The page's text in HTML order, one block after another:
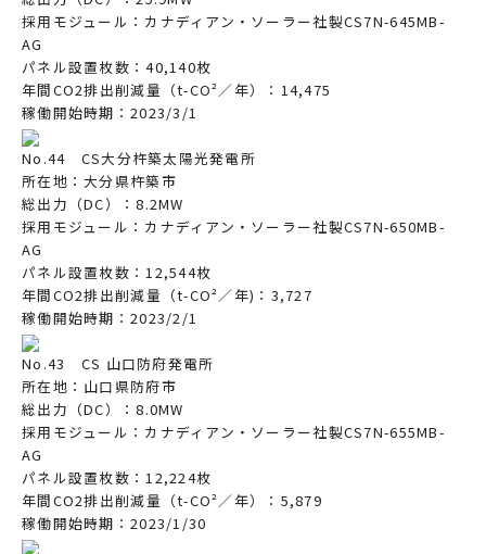
採用モジュール：カナディアン・ソーラー社製CS7N-645MB-
AG
パネル設置枚数：40,140枚
年間CO2排出削減量（t-CO²／年）：14,475
稼働開始時期：2023/3/1
No.44 CS大分杵築太陽光発電所
所在地：大分県杵築市
総出力（DC）：8.2MW
採用モジュール：カナディアン・ソーラー社製CS7N-650MB-
AG
パネル設置枚数：12,544枚
年間CO2排出削減量（t-CO²／年)：3,727
稼働開始時期：2023/2/1
No.43 CS 山口防府発電所
所在地：山口県防府市
総出力（DC）：8.0MW
採用モジュール：カナディアン・ソーラー社製CS7N-655MB-
AG
パネル設置枚数：12,224枚
年間CO2排出削減量（t-CO²／年）：5,879
稼働開始時期：2023/1/30